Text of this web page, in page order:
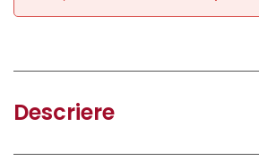
Descriere